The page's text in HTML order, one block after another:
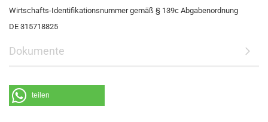
Wirtschafts-Identifikationsnummer gemäß § 139c Abgabenordnung
DE 315718825
Dokumente
teilen